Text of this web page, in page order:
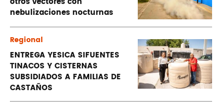
nebulizaciones nocturnas
Regional
ENTREGA YESICA SIFUENTES
TINACOS Y CISTERNAS
SUBSIDIADOS A FAMILIAS DE
CASTAÑOS